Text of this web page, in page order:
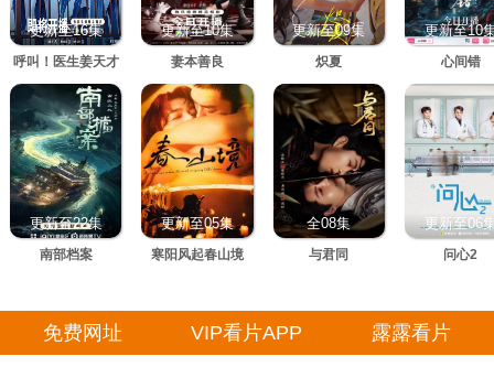
更新至16集
呼叫！医生姜天才
更新至10集
妻本善良
更新至09集
炽夏
更新至10
心间错
更新至22集
南部档案
更新至05集
寒阳风起春山境
全08集
与君同
更新至06
问心2
免费网址 VIP看片APP 露露看片